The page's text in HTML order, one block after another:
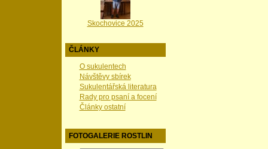
Skochovice 2025
ČLÁNKY
O sukulentech
Návštěvy sbírek
Sukulentářská literatura
Rady pro psaní a focení
Články ostatní
FOTOGALERIE ROSTLIN